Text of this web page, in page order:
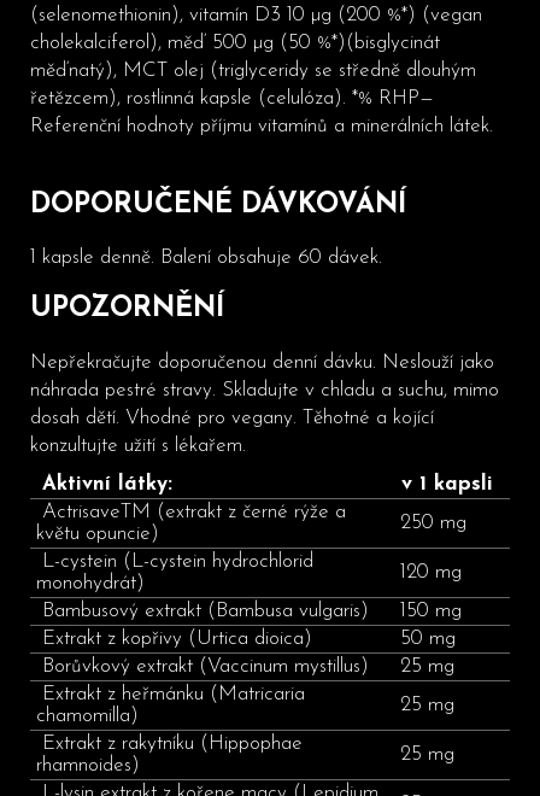
(selenomethionin), vitamín D3 10 µg (200 %*) (vegan
cholekalciferol), měď 500 µg (50 %*)(bisglycinát
měďnatý), MCT olej (triglyceridy se středně dlouhým
řetězcem), rostlinná kapsle (celulóza). *% RHP—
Referenční hodnoty příjmu vitamínů a minerálních látek.
DOPORUČENÉ DÁVKOVÁNÍ
1 kapsle denně. Balení obsahuje 60 dávek.
UPOZORNĚNÍ
Nepřekračujte doporučenou denní dávku. Neslouží jako
náhrada pestré stravy. Skladujte v chladu a suchu, mimo
dosah dětí. Vhodné pro vegany. Těhotné a kojící
konzultujte užití s lékařem.
Aktivní látky:
v 1 kapsli
ActrisaveTM (extrakt z černé rýže a
květu opuncie)
250 mg
L-cystein (L-cystein hydrochlorid
monohydrát)
120 mg
Bambusový extrakt (Bambusa vulgaris)
150 mg
Extrakt z kopřivy (Urtica dioica)
50 mg
Borůvkový extrakt (Vaccinum mystillus)
25 mg
Extrakt z heřmánku (Matricaria
chamomilla)
25 mg
Extrakt z rakytníku (Hippophae
rhamnoides)
25 mg